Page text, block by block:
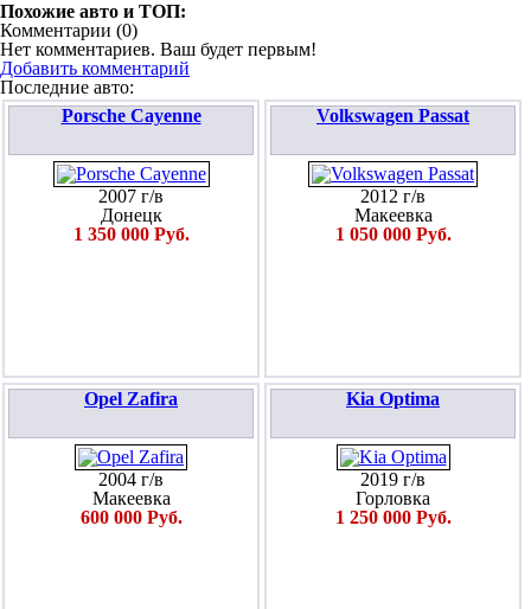
Похожие авто и ТОП:
Комментарии (0)
Нет комментариев. Ваш будет первым!
Добавить комментарий
Последние авто:
Porsche Cayenne
2007 г/в
Донецк
1 350 000 Руб.
Volkswagen Passat
2012 г/в
Макеевка
1 050 000 Руб.
Opel Zafira
2004 г/в
Макеевка
600 000 Руб.
Kia Optima
2019 г/в
Горловка
1 250 000 Руб.